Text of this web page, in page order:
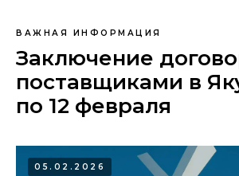
ВАЖНАЯ ИНФОРМАЦИЯ
Заключение
поставщиками в
по 12 февраля
05.02.2026